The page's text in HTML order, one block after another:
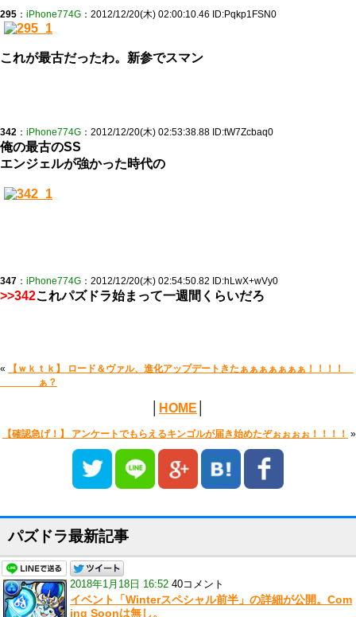
295 ： iPhone774G ：2012/12/20(木) 02:00:10.46 ID:Pqkp1FSN0
これが最古だったわ。新参でスマン
342 ： iPhone774G ：2012/12/20(木) 02:53:38.88 ID:tW7Zcbaq0
俺の最古のSS
エンジェルが強かった時代の
347 ： iPhone774G ：2012/12/20(木) 02:54:50.82 ID:hLwX+wVy0
>>342これパズドラ始まって一週間くらいだろ
«
【ｗｋｔｋ】 ロード＆ヴァル、進化アップデートきたぁぁぁぁぁぁぁ！！！！
ぁ？
HOME
【確認急げ！】 アンケートでもらえるキンゴルが届き始めたぞぉぉぉぉ！！！！ »
パズドラ最新記事
2018年1月18日 16:52 40コメント
イベント「Winterスペシャル前半」の詳細が公開。Com
ing Soonは無し。